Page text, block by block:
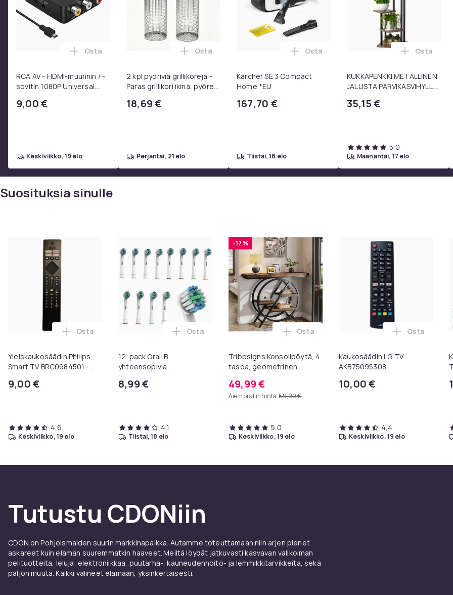
RCA AV - HDMI-muunnin / -
sovitin 1080P Universal
9,00 €
Lisää RCA AV - HDMI-muunnin / -sovitin 1080P Universal Musta ostoskoriin
Osta
keskiviikko, 19 elo
2 kpl pyöriviä grillikoreja -
Paras grillikori ikinä, pyöreä
teräksestä valmistettu
18,69 €
Lisää 2 kpl pyöriviä grillikoreja - Paras grillikori ikinä, pyöreä
Osta
perjantai, 21 elo
Kärcher SE 3 Compact
Home *EU
167,70 €
Lisää Kärcher SE 3 Compact Home *EU
Osta
tiistai, 18 elo
KUKKAPENKKI METALLINEN
JALUSTA PARVIKASVIHYLLY
35,15 €
Lisää
Osta
5,0
maanantai, 17 elo
Suosituksia sinulle
Yleiskaukosäädin Philips
Smart TV BRC0984501 -
9,00 €
Lisää Yleiskaukosäädin Philips Smart TV BRC0984501 -televisioille ostoskoriin
Osta
4,6
keskiviikko, 19 elo
12-pack Oral-B
yhteensopivia
8,99 €
Lisää 12-pack Oral-B yhteensopivia hammasharjanpäitä ostoskoriin
Osta
4,1
tiistai, 18 elo
-17 %
Tribesigns Konsolipöytä, 4
tasoa, geometrinen
cm, eteispöytä, sivupöytä,
sohvapöytä
49,99 €
Aiempi alin hinta 59,99 €
Lisää Tribesigns Konsolipöytä, 4 tasoa,
Osta
5,0
keskiviikko, 19 elo
Kaukosäädin LG TV
AKB75095308
10,00 €
Lisää
Osta
4,4
keskiviikko, 19 elo
Tutustu CDONiin
CDON on Pohjoismaiden suurin markkinapaikka. Autamme toteuttamaan niin arjen pienet
askareet kuin elämän suuremmatkin haaveet. Meiltä löydät jatkuvasti kasvavan valikoiman
pelituotteita, leluja, elektroniikkaa, puutarha-, kauneudenhoito- ja lemmikkitarvikkeita, sekä
paljon muuta. Kaikki välineet elämään, yksinkertaisesti.